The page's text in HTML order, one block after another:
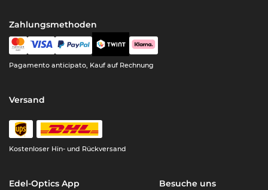
Zahlungsmethoden
Pagamento anticipato, Kauf auf Rechnung
Versand
Kostenloser Hin- und Rückversand
Edel-Optics App Besuche uns